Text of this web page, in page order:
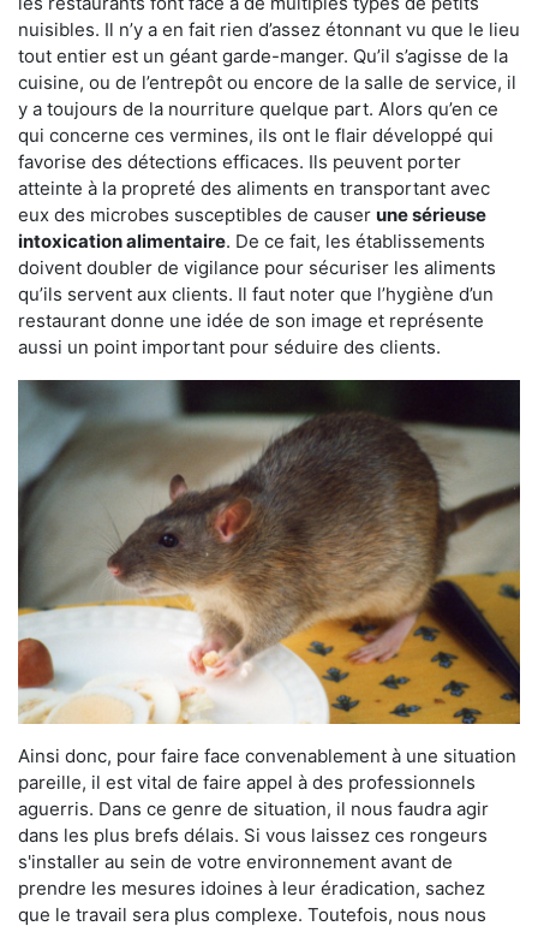
nuisibles. Il n’y a en fait rien d’assez étonnant vu que le lieu
tout entier est un géant garde-manger. Qu’il s’agisse de la
cuisine, ou de l’entrepôt ou encore de la salle de service, il
y a toujours de la nourriture quelque part. Alors qu’en ce
qui concerne ces vermines, ils ont le flair développé qui
favorise des détections efficaces. Ils peuvent porter
atteinte à la propreté des aliments en transportant avec
eux des microbes susceptibles de causer une sérieuse
intoxication alimentaire. De ce fait, les établissements
doivent doubler de vigilance pour sécuriser les aliments
qu’ils servent aux clients. Il faut noter que l’hygiène d’un
restaurant donne une idée de son image et représente
aussi un point important pour séduire des clients.
Ainsi donc, pour faire face convenablement à une situation
pareille, il est vital de faire appel à des professionnels
aguerris. Dans ce genre de situation, il nous faudra agir
dans les plus brefs délais. Si vous laissez ces rongeurs
s'installer au sein de votre environnement avant de
prendre les mesures idoines à leur éradication, sachez
que le travail sera plus complexe. Toutefois, nous nous